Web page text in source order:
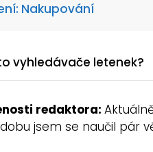
Nakupování
vyhledávače letenek?
redaktora:
jsem se naučil pár